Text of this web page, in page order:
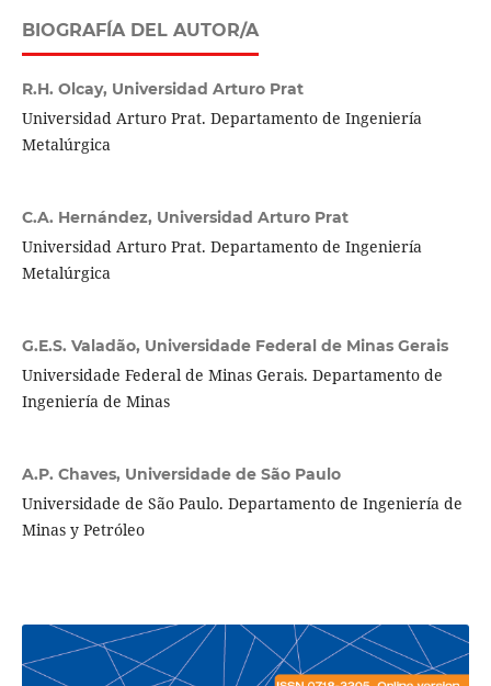
BIOGRAFÍA DEL AUTOR/A
R.H. Olcay, Universidad Arturo Prat
Universidad Arturo Prat. Departamento de Ingeniería
Metalúrgica
C.A. Hernández, Universidad Arturo Prat
Universidad Arturo Prat. Departamento de Ingeniería
Metalúrgica
G.E.S. Valadão, Universidade Federal de Minas Gerais
Universidade Federal de Minas Gerais. Departamento de
Ingeniería de Minas
A.P. Chaves, Universidade de São Paulo
Universidade de São Paulo. Departamento de Ingeniería de
Minas y Petróleo